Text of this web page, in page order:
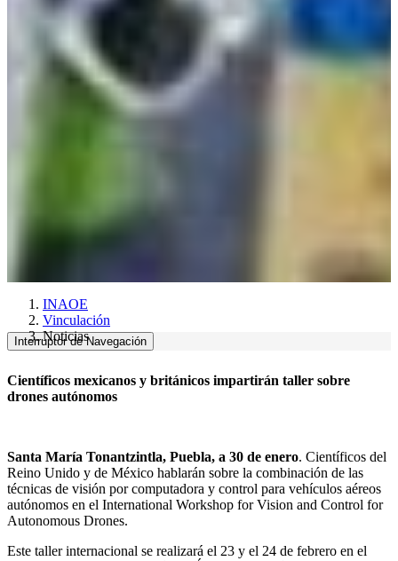
INAOE
Vinculación
Noticias
Interruptor de Navegación
Científicos mexicanos y británicos impartirán taller sobre
drones autónomos
Santa María Tonantzintla, Puebla, a 30 de enero. Científicos del
Reino Unido y de México hablarán sobre la combinación de las
técnicas de visión por computadora y control para vehículos aéreos
autónomos en el International Workshop for Vision and Control for
Autonomous Drones.
Este taller internacional se realizará el 23 y el 24 de febrero en el